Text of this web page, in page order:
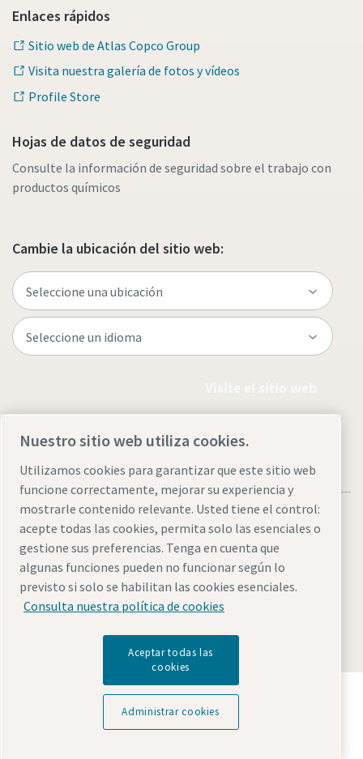
Enlaces rápidos
Sitio web de Atlas Copco Group
Visita nuestra galería de fotos y vídeos
Profile Store
Hojas de datos de seguridad
Consulte la información de seguridad sobre el trabajo con
productos químicos
Cambie la ubicación del sitio web:
Avisos legales y de privacidadAdministrar cookies
AccesibilidadMapa del sitio
© 2026 Atlas Copco
Descubre cómo Atlas Copco Group impulsa la
tecnología que transforma el futuro.
Visita la web de Atlas Copco Group
Nuestro sitio web utiliza cookies.
Utilizamos cookies para garantizar que este sitio web
funcione correctamente, mejorar su experiencia y
mostrarle contenido relevante. Usted tiene el control:
acepte todas las cookies, permita solo las esenciales o
gestione sus preferencias. Tenga en cuenta que
algunas funciones pueden no funcionar según lo
previsto si solo se habilitan las cookies esenciales.
Consulta nuestra política de cookies
Aceptar todas las
cookies
Administrar cookies